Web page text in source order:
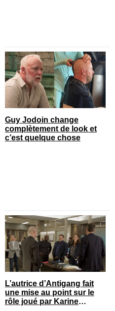
Guy Jodoin change
complètement de look et
c’est quelque chose
L’autrice d’Antigang fait
une mise au point sur le
rôle joué par Karine